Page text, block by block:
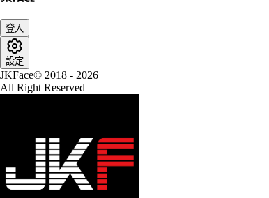
登入
設定
JKFace© 2018 - 2026
All Right Reserved